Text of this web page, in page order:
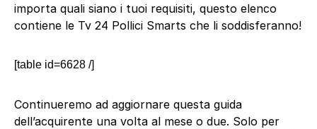
importa quali siano i tuoi requisiti, questo elenco
contiene le Tv 24 Pollici Smarts che li soddisferanno!
[table id=6628 /]
Continueremo ad aggiornare questa guida
dell’acquirente una volta al mese o due. Solo per